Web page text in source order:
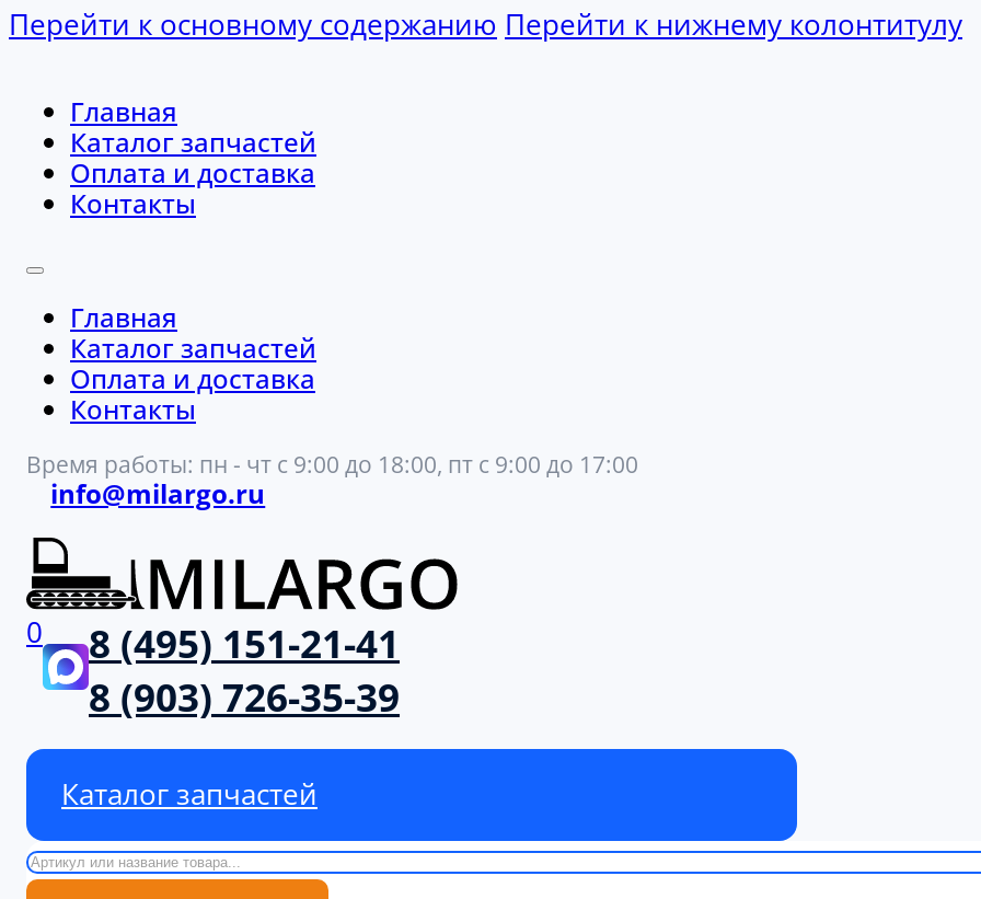
Перейти к основному содержанию Перейти к нижнему колонтитулу
Главная
Каталог запчастей
Оплата и доставка
Контакты
Главная
Каталог запчастей
Оплата и доставка
Контакты
Время работы: пн - чт с 9:00 до 18:00, пт с 9:00 до 17:00
info@milargo.ru
0
8 (495) 151-21-41
8 (903) 726-35-39
Каталог запчастей
Поиск